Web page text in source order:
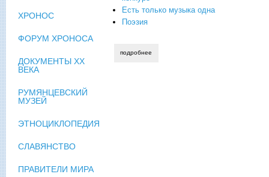
Есть только музыка одна
Поэзия
подробнее
ХРОНОС
ФОРУМ ХРОНОСА
ДОКУМЕНТЫ XX
ВЕКА
РУМЯНЦЕВСКИЙ
МУЗЕЙ
ЭТНОЦИКЛОПЕДИЯ
СЛАВЯНСТВО
ПРАВИТЕЛИ МИРА